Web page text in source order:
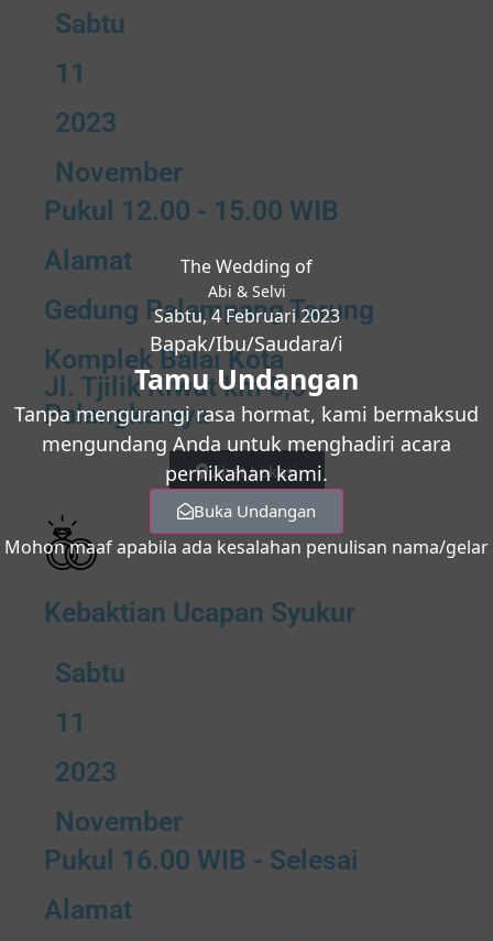
Sabtu
11
2023
November
Pukul 12.00 - 15.00 WIB
Alamat
Gedung Palampang Tarung
Komplek Balai Kota
Jl. Tjilik Riwut km 5,5
Palangkaraya
Lihat Lokasi
Kebaktian Ucapan Syukur
Sabtu
11
2023
November
Pukul 16.00 WIB - Selesai
Alamat
The Wedding of
Abi & Selvi
Sabtu, 4 Februari 2023
Bapak/Ibu/Saudara/i
Tamu Undangan
Tanpa mengurangi rasa hormat, kami bermaksud
mengundang Anda untuk menghadiri acara
pernikahan kami.
Buka Undangan
Mohon maaf apabila ada kesalahan penulisan nama/gelar